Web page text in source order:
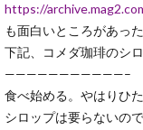
https://
も面白いところがあった
下記、コメダ珈琲のシ
———————————–
食べ始める。やはりひた
シロップは要らないの